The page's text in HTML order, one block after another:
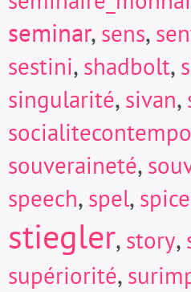
seminar, sens,
sestini, shadbolt,
singularité, sivan,
souveraineté,
speech, spel,
stiegler, story,
supériorité,